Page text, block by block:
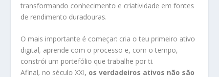
transformando conhecimento e criatividade em fontes
de rendimento duradouras.
O mais importante é começar: cria o teu primeiro ativo
digital, aprende com o processo e, com o tempo,
constrói um portefólio que trabalhe por ti.
Afinal, no século XXI, os verdadeiros ativos não são